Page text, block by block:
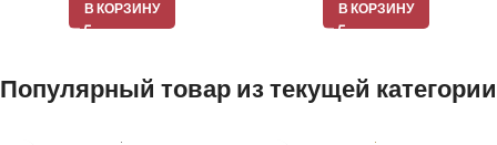
В КОРЗИНУ В КОРЗИНУ
Популярный товар из текущей категории